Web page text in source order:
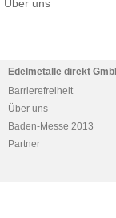
Über uns
Edelmetalle direkt
Barrierefreiheit
Über uns
Baden-Messe 2013
Partner